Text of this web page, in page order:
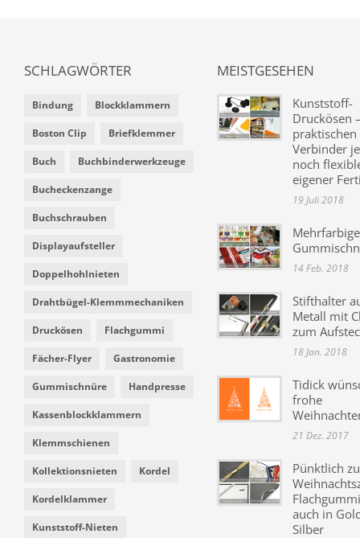
SCHLAGWÖRTER
Bindung Blockklammern
Boston Clip Briefklemmer
Buch Buchbinderwerkzeuge
Bucheckenzange
Buchschrauben
Displayaufsteller
Doppelhohlnieten
Drahtbügel-Klemmmechaniken
Druckösen Flachgummi
Fächer-Flyer Gastronomie
Gummischnüre Handpresse
Kassenblockklammern
Klemmschienen
Kollektionsnieten Kordel
Kordelklammer
Kunststoff-Nieten
MEISTGESEHEN
Kunststoff-
Druckösen
praktischen
Verbinder
noch
eigener
19 Juli 2018
Mehrfarbige
14 Feb. 2018
Stifthalter
Metall mit
zum
18 Jan. 2018
Tidick
frohe
21 Dez. 2017
Pünktlich
auch in
Silber